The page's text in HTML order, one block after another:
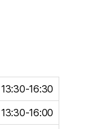
13:30-16:30
13:30-16:00